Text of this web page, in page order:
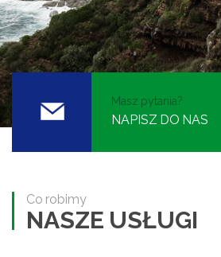
Masz pytania?
NAPISZ DO NAS
Co robimy
NASZE USŁUGI